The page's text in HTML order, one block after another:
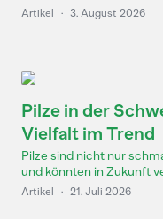
Artikel · 3. August 2026
Pilze in der
Vielfalt im Trend
Pilze sind nicht nur
und könnten in Zukunft
Artikel · 21. Juli 2026